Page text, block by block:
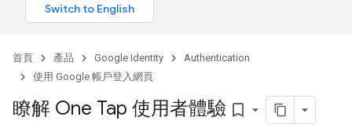
首頁 產品 Google Identity
Authentication
使用 Google 帳戶登入網頁
瞭解 One Tap 使用者體驗 bookmark_border